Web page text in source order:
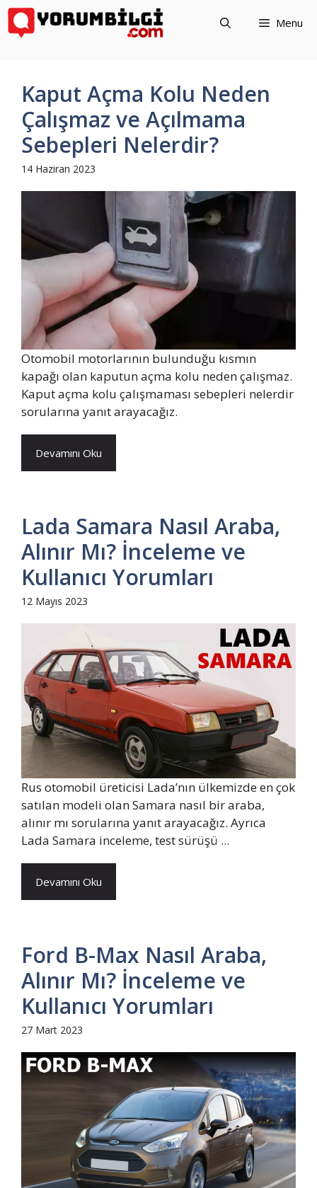
İçeriğe
atla
Menu
Kaput Açma Kolu Neden
Çalışmaz ve Açılmama
Sebepleri Nelerdir?
14 Haziran 2023
Otomobil motorlarının bulunduğu kısmın
kapağı olan kaputun açma kolu neden çalışmaz.
Kaput açma kolu çalışmaması sebepleri nelerdir
sorularına yanıt arayacağız.
Devamını Oku
Lada Samara Nasıl Araba,
Alınır Mı? İnceleme ve
Kullanıcı Yorumları
12 Mayıs 2023
Rus otomobil üreticisi Lada’nın ülkemizde en çok
satılan modeli olan Samara nasıl bir araba,
alınır mı sorularına yanıt arayacağız. Ayrıca
Lada Samara inceleme, test sürüşü ...
Devamını Oku
Ford B-Max Nasıl Araba,
Alınır Mı? İnceleme ve
Kullanıcı Yorumları
27 Mart 2023